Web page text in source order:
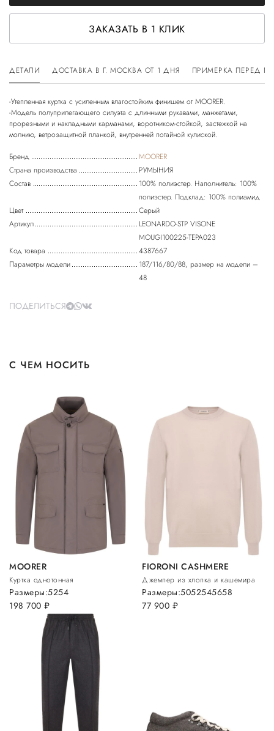
ЗАКАЗАТЬ В 1 КЛИК
ДЕТАЛИ ДОСТАВКА В Г. МОСКВА ОТ 1 ДНЯ ПРИМЕРКА ПЕРЕД
-Утепленная куртка с усиленным влагостойким финишем от MOORER.
-Модель полуприлегающего силуэта с длинными рукавами, манжетами,
прорезными и накладными карманами, воротником-стойкой, застежкой на
Бренд
MOORER
Страна производства
РУМЫНИЯ
Состав
100% полиэстер. Наполнитель: 100%
полиэстер. Подклад: 100% полиамид
Цвет
Серый
Артикул
LEONARDO-STP VISONE
МOUGI100225-TEPA023
Код товара
4387667
Параметры модели
187/116/80/88, размер на модели –
48
ПОДЕЛИТЬСЯ
С ЧЕМ НОСИТЬ
MOORER
Куртка однотонная
198 700 руб.
Размеры:5254
FIORONI CASHMERE
Джемпер из хлопка и кашемира
77 900 руб.
Размеры:5052545658